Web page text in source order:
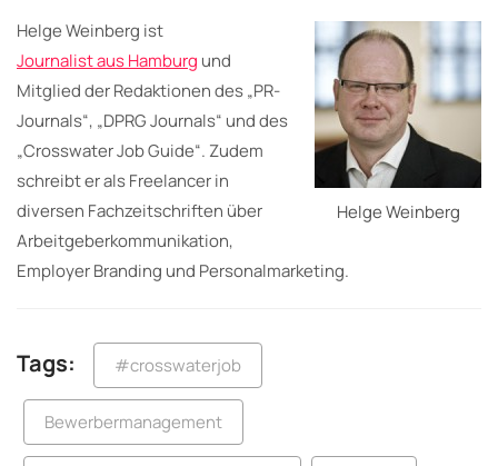
Helge Weinberg
Helge Weinberg ist
Journalist aus Hamburg und
Mitglied der Redaktionen des „PR-
Journals“, „DPRG Journals“ und des
„Crosswater Job Guide“. Zudem
schreibt er als Freelancer in
diversen Fachzeitschriften über
Arbeitgeberkommunikation,
Employer Branding und Personalmarketing.
Tags: #crosswaterjob
Bewerbermanagement